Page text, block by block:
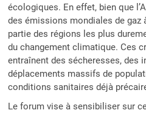
écologiques. En effet, bien que
des émissions mondiales de gaz
partie des régions les plus
du changement climatique. Ces
entraînent des sécheresses, des
déplacements massifs de
conditions sanitaires déjà
Le forum vise à sensibiliser sur